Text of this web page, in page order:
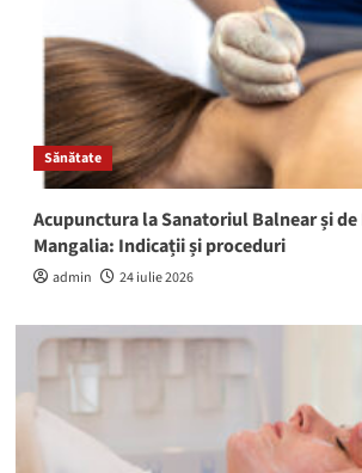
Sănătate
Acupunctura la Sanatoriul Balnear și de
Mangalia: Indicații și proceduri
admin 24 iulie 2026